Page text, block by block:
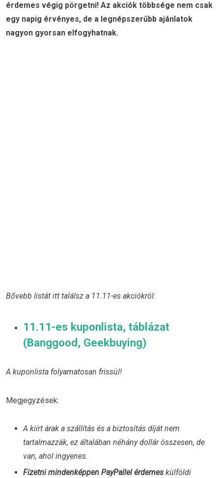
érdemes végig pörgetni! Az akciók többsége nem csak
egy napig érvényes, de a legnépszerűbb ajánlatok
nagyon gyorsan elfogyhatnak.
Bővebb listát itt találsz a 11.11-es akciókról:
11.11-es kuponlista, táblázat
(Banggood, Geekbuying)
A kuponlista folyamatosan frissül!
Megjegyzések:
A kiírt árak a szállítás és a biztosítás díját nem
tartalmazzák, ez általában néhány dollár összesen, de
van, ahol ingyenes.
Fizetni mindenképpen PayPallel érdemes külföldi